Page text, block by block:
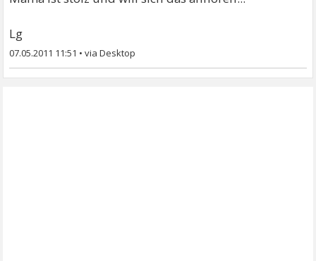
Lg
07.05.2011 11:51 •